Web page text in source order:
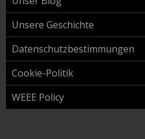
Unsere Geschichte
Datenschutzbestimmungen
Cookie-Politik
WEEE Policy